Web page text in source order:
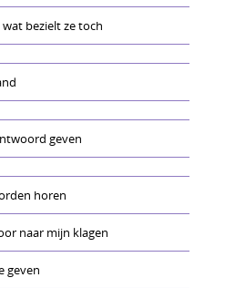
bezielt ze toch
geven
horen
naar mijn klagen
geven